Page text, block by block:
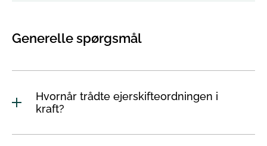
Generelle spørgsmål
Hvornår trådte ejerskifteordningen i
kraft?